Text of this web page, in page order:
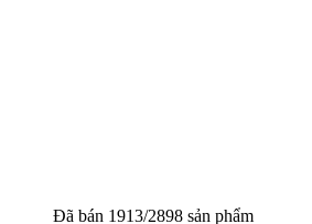
Đã bán 1913/2898 sản phẩm